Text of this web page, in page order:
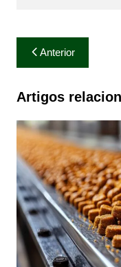
Navegação
de
Post
Anterior
Artigos